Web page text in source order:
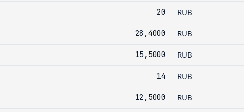
20 RUB
28,4000 RUB
15,5000 RUB
14 RUB
12,5000 RUB